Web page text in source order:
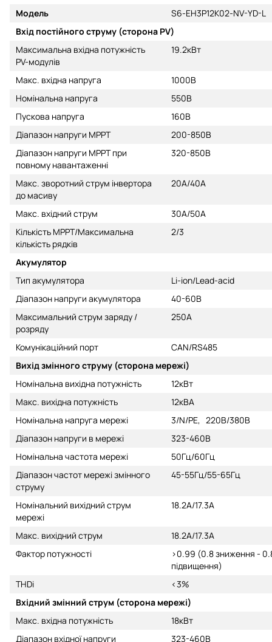
Модель
S6-EH3P12K02-NV-YD-L
Вхід постійного струму (сторона PV)
Максимальна вхідна потужність
PV-модулів
19.2кВт
Макс. вхідна напруга
1000В
Номінальна напруга
550В
Пускова напруга
160В
Діапазон напруги MPPT
200-850В
Діапазон напруги MPPT при
повному навантаженні
320-850В
Макс. зворотний струм інвертора
до масиву
20A/40A
Макс. вхідний струм
30A/50A
Кількість MPPT/Максимальна
кількість рядків
2/3
Акумулятор
Тип акумулятора
Li-ion/Lead-acid
Діапазон напруги акумулятора
40-60В
Максимальний струм заряду /
розряду
250A
Комунікаційний порт
CAN/RS485
Вихід змінного струму (сторона мережі)
Номінальна вихідна потужність
12кВт
Макс. вихідна потужність
12кВA
Номінальна напруга мережі
3/N/PE, 220В/380В
Діапазон напруги в мережі
323-460В
Номінальна частота мережі
50Гц/60Гц
Діапазон частот мережі змінного
струму
45-55Гц/55-65Гц
Номінальний вихідний струм
мережі
18.2A/17.3A
Макс. вихідний струм
18.2A/17.3A
Фактор потужності
>0.99 (0.8 зниження -
підвищення)
THDi
<3%
Вхідний змінний струм (сторона мережі)
Макс. вхідна потужність
18кВт
Діапазон вхідної напруги
323-460В